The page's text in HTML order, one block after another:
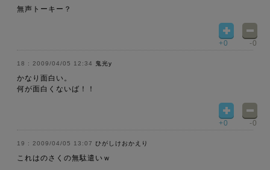
無声トーキー？
+0 -0
2009/04/05 12:34 鬼光y
かなり面白い。
何が面白くないば！！
+0 -0
2009/04/05 13:07 ひがしけおかえり
これはのさくの無駄遣いｗ